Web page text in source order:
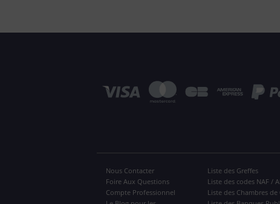
Nous Contacter
Foire Aux Questions
Compte Professionnel
Liste des Greffes
Liste des codes NAF /
Liste des Chambres